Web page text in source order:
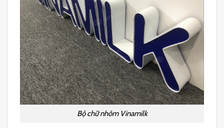
Bộ chữ nhôm Vinamilk